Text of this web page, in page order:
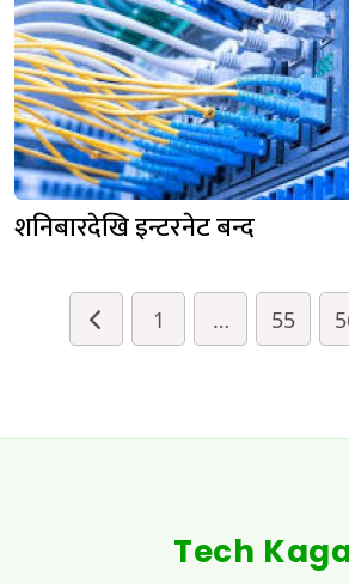
शनिबारदेखि इन्टरनेट बन्द
1 … 55
Tech